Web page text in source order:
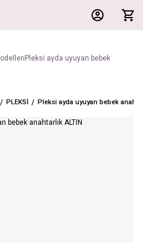
PLEKSİ Pleksi ayda uyuyan bebek